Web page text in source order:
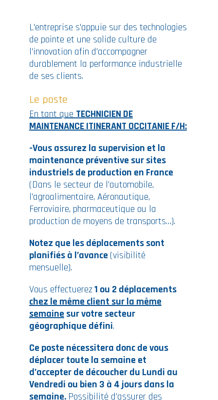
L'entreprise s'appuie sur des technologies
de pointe et une solide culture de
l'innovation afin d'accompagner
durablement la performance industrielle
de ses clients.
Le poste
En tant que TECHNICIEN DE
MAINTENANCE ITINERANT OCCITANIE F/H:
-Vous assurez la supervision et la
maintenance préventive sur sites
industriels de production en France
(Dans le secteur de l’automobile,
l’agroalimentaire, Aéronautique,
Ferroviaire, pharmaceutique ou la
production de moyens de transports…).
Notez que les déplacements sont
planifiés à l’avance (visibilité
mensuelle).
Vous effectuerez1 ou 2 déplacements
chez le même client sur la même
semaine sur votre secteur
géographique défini.
Ce poste nécessitera donc de vous
déplacer toute la semaine et
d’accepter de découcher du Lundi au
Vendredi ou bien 3 à 4 jours dans la
semaine. Possibilité d’assurer des